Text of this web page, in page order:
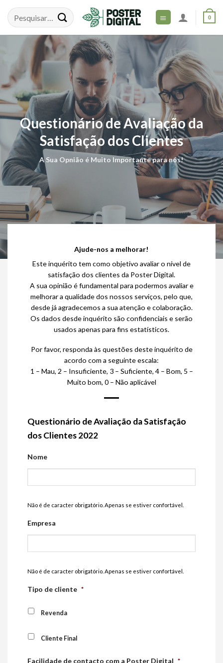
content
0
Questionário de Avaliação da
Satisfação dos Clientes
A Sua Opnião é Muito Importante para nós!
Ajude-nos a melhorar!
Este inquérito tem como objetivo avaliar o nível de
satisfação dos clientes da Poster Digital.
A sua opinião é fundamental para podermos avaliar e
melhorar a qualidade dos nossos serviços, pelo que,
desde já agradecemos a sua atenção e colaboração.
Os dados desde inquérito são confidenciais e serão
usados apenas para fins estatísticos.
Por favor, responda às questões deste inquérito de
acordo com a seguinte escala:
1 – Mau, 2 – Insuficiente, 3 – Suficiente, 4 – Bom, 5 –
Muito bom, 0 – Não aplicável
Questionário de Avaliação da Satisfação
dos Clientes 2022
Nome
Não é de caracter obrigatório. Apenas se estiver confortável.
Empresa
Não é de caracter obrigatório. Apenas se estiver confortável.
Tipo de cliente *
Revenda
Cliente Final
Facilidade de contacto com a Poster Digital *